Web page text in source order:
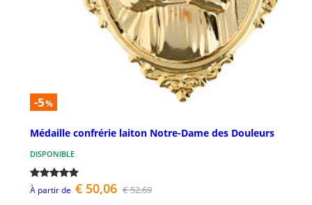
-5%
Médaille confrérie laiton Notre-Dame des Douleurs
DISPONIBLE
À partir de € 50,06 € 52,69